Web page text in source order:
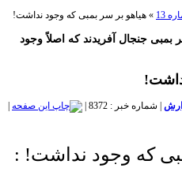
» هیاهو بر سر بمبی که وجود نداشت!
آفریدند که اصلاً وجود
خبر : 8372 |
وجود نداشت! :